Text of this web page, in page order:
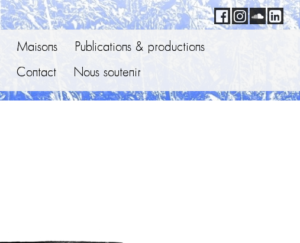
Maisons
Publications & productions
Contact Nous soutenir